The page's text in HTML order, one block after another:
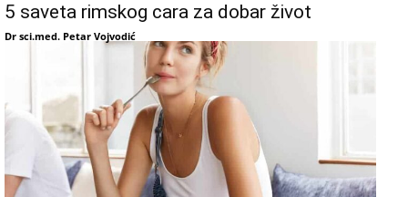
5 saveta rimskog cara za dobar život
Dr sci.med. Petar Vojvodić